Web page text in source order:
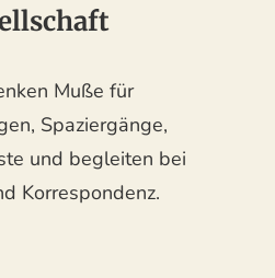
Muße für
Spaziergänge,
und begleiten bei
Korrespondenz.